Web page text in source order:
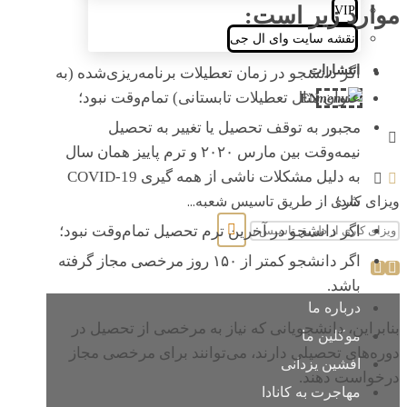
VIP
نقشه سایت وای ال جی
انتشارات
EN
ویزای کاری از طریق تاسیس شعبه...
درباره ما
موکلین ما
افشین یزدانی
مهاجرت به کانادا
موارد زیر است:
اگر دانشجو در زمان تعطیلات برنامه‌ریزی‌شده (به
عنوان مثال تعطیلات تابستانی) تمام‌وقت نبود؛
مجبور به توقف تحصیل یا تغییر به تحصیل
نیمه‌وقت بین مارس ۲۰۲۰ و ترم پاییز همان سال
به دلیل مشکلات ناشی از همه گیری COVID-19
شد؛
اگر دانشجو در آخرین ترم تحصیل تمام‌وقت نبود؛
اگر دانشجو کمتر از ۱۵۰ روز مرخصی مجاز گرفته
باشد.
بنابراین، دانشجویانی که نیاز به مرخصی از تحصیل در
دوره‌های تحصیلی دارند، می‌توانند برای مرخصی مجاز
درخواست دهند.